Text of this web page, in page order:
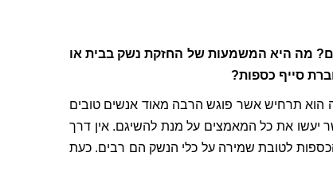
מה היא המשמעות של החזקת נשק בבית או
סייף כספות?
הוא תרחיש אשר פוגש הרבה מאוד אנשים טובים
יעשו את כל המאמצים על מנת להשיגם. אין דרך
לטובת שמירה על כלי הנשק הם רבים. כעת